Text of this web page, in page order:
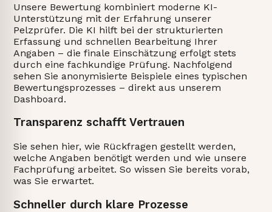
Unsere Bewertung kombiniert moderne KI-
Unterstützung mit der Erfahrung unserer
Pelzprüfer. Die KI hilft bei der strukturierten
Erfassung und schnellen Bearbeitung Ihrer
Angaben – die finale Einschätzung erfolgt stets
durch eine fachkundige Prüfung. Nachfolgend
sehen Sie anonymisierte Beispiele eines typischen
Bewertungsprozesses – direkt aus unserem
Dashboard.
Transparenz schafft Vertrauen
Sie sehen hier, wie Rückfragen gestellt werden,
welche Angaben benötigt werden und wie unsere
Fachprüfung arbeitet. So wissen Sie bereits vorab,
was Sie erwartet.
Schneller durch klare Prozesse